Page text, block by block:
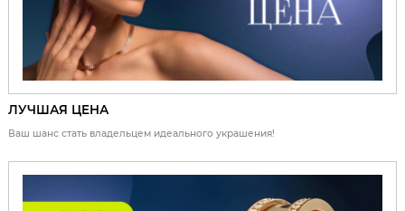
ЛУЧШАЯ ЦЕНА
Ваш шанс стать владельцем идеального украшения!